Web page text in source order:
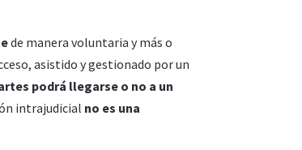
de manera voluntaria y más o
asistido y gestionado por un
podrá llegarse o no a un
intrajudicial no es una